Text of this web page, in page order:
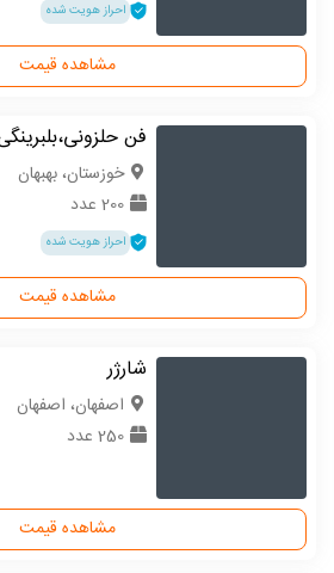
احراز هویت شده
مشاهده قیمت
فن
خوزستان، بهبهان
200 عدد
احراز هویت شده
مشاهده قیمت
شارژر
اصفهان، اصفهان
250 عدد
مشاهده قیمت